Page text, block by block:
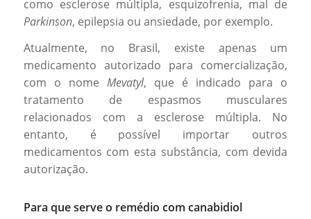
como esclerose múltipla, esquizofrenia, mal de
Parkinson, epilepsia ou ansiedade, por exemplo.
Atualmente, no Brasil, existe apenas um
medicamento autorizado para comercialização,
com o nome Mevatyl, que é indicado para o
tratamento de espasmos musculares
relacionados com a esclerose múltipla. No
entanto, é possível importar outros
medicamentos com esta substância, com devida
autorização.
Para que serve o remédio com canabidiol